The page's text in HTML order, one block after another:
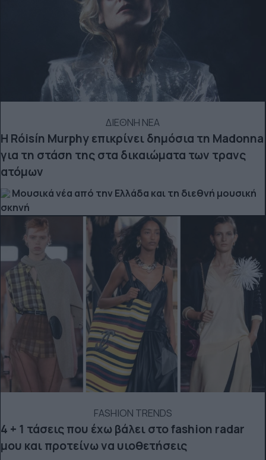
ΔΙΕΘΝΗ ΝΕΑ
Η Róisín Murphy επικρίνει δημόσια τη Madonna
για τη στάση της στα δικαιώματα των τρανς
ατόμων
Μουσικά νέα από την Ελλάδα και τη διεθνή μουσική
σκηνή
FASHION TRENDS
4 + 1 τάσεις που έχω βάλει στο fashion radar
μου και προτείνω να υιοθετήσεις